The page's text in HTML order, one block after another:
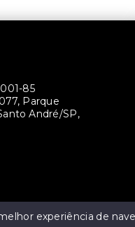
85
Parque
André/SP,
experiência de